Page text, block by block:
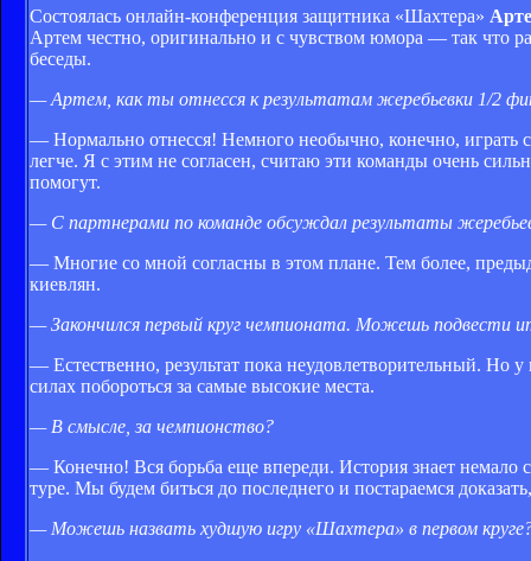
Состоялась онлайн-конференция защитника «Шахтера»
Артем честно, оригинально и с чувством юмора — так что
беседы.
— Артем, как ты отнесся к результатам жеребьевки 1/2
— Нормально отнесся! Немного необычно, конечно, играть
легче. Я с этим не согласен, считаю эти команды очень
помогут.
— С партнерами по команде обсуждал результаты
— Многие со мной согласны в этом плане. Тем более,
киевлян.
— Закончился первый круг чемпионата. Можешь подвести
— Естественно, результат пока неудовлетворительный.
силах побороться за самые высокие места.
— В смысле, за чемпионство?
— Конечно! Вся борьба еще впереди. История знает немало
туре. Мы будем биться до последнего и постараемся
— Можешь назвать худшую игру «Шахтера» в первом